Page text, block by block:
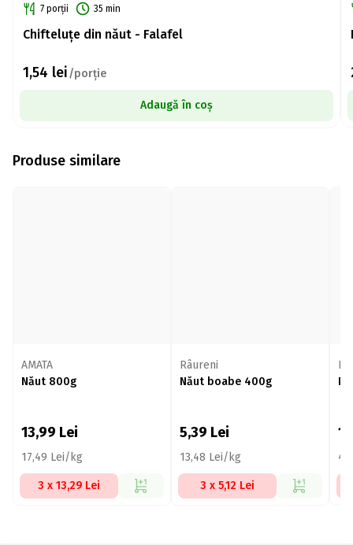
7 porții 35 min
Chifteluțe din năut - Falafel
1,54 lei/porție
Adaugă în coș
Produse similare
AMATA
Năut 800g
13,99 Lei
17,49 Lei/kg
3 x 13,29 Lei
Râureni
Năut boabe 400g
5,39 Lei
13,48 Lei/kg
3 x 5,12 Lei